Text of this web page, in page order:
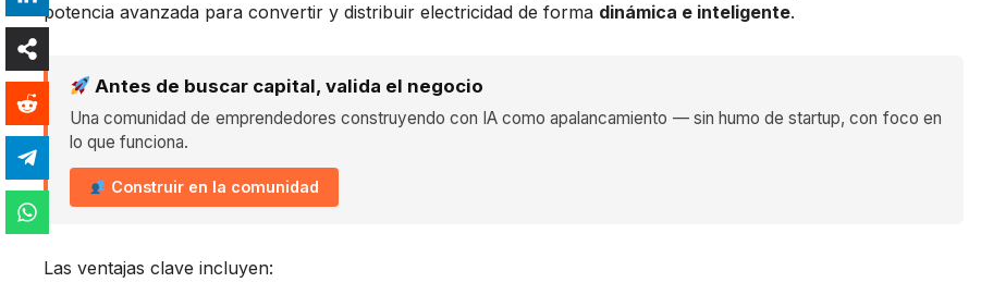
potencia avanzada para convertir y distribuir electricidad de forma dinámica e inteligente.
Antes de buscar capital, valida el negocio
Una comunidad de emprendedores construyendo con IA como apalancamiento — sin humo de startup, con foco en
lo que funciona.
Construir en la comunidad
Las ventajas clave incluyen: